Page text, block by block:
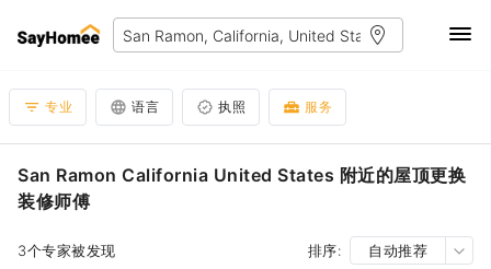
专业 语言 执照 服务
San Ramon California United States 附近的屋顶更换
装修师傅
3个专家被发现 排序: 自动推荐